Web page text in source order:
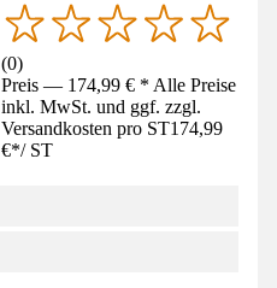
(0)
Preis — 174,99 € * Alle Preise
inkl. MwSt. und ggf. zzgl.
Versandkosten pro ST174,99
€*/ ST